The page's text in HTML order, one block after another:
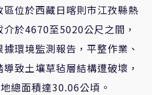
位於西藏日喀則市江孜縣熱
於4670至5020公尺之間，
環境監測報告，平整作業、
致土壤草毡層結構遭破壞，
總面積達30.06公頃。